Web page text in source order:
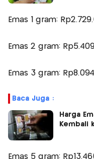
Emas 1 gram:
Emas 2 gram:
Emas 3 gram:
Baca Juga :
Harga
Kembali
Emas 5 gram: